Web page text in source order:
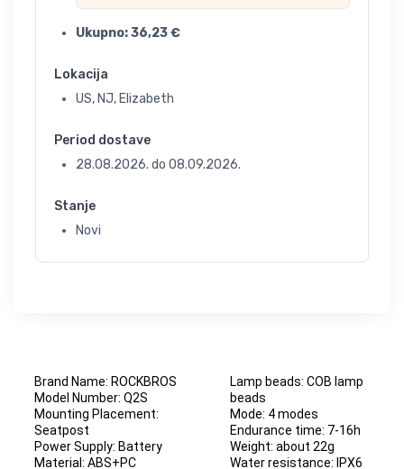
Ukupno:36,23€
Lokacija
US, NJ, Elizabeth
Period dostave
28.08.2026. do 08.09.2026.
Stanje
Novi